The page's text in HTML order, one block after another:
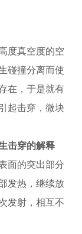
度真空度的空
碰撞分离而使
在，于是就有
起击穿，微块
击穿的解释
面的突出部分
发热，继续放
发射，相互不